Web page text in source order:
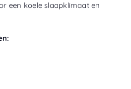
een koele slaapklimaat en